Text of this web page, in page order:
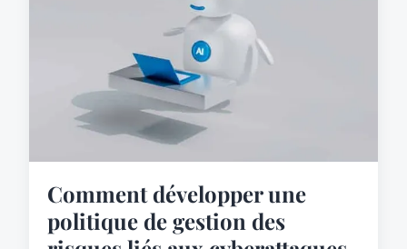
Comment développer une
politique de gestion des